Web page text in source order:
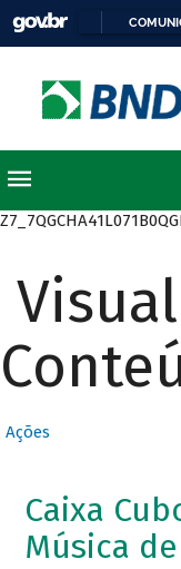
Ações
Caixa
Música